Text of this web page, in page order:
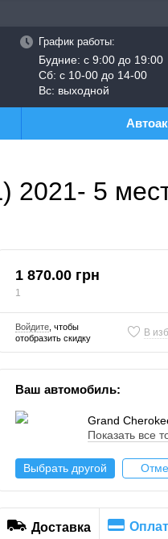
График работы:
Будние: с 9:00 до 19:00
Сб: с 10-00 до 14-00
Вс: выходной
2021- 5
1 870.00 грн
1
Войдите , чтобы
отобразить скидку
В
Ваш автомобиль:
Grand
Показать все
Выбрать другой
Доставка